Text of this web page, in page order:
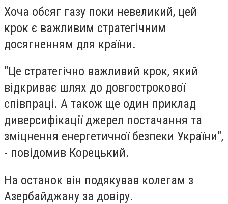
Хоча обсяг газу поки невеликий, цей
крок є важливим стратегічним
досягненням для країни.
"Це стратегічно важливий крок, який
відкриває шлях до довгострокової
співпраці. А також ще один приклад
диверсифікації джерел постачання та
зміцнення енергетичної безпеки України",
- повідомив Корецький.
На останок він подякував колегам з
Азербайджану за довіру.